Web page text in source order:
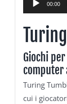
00:00
Giochi
computer
Turing
cui i